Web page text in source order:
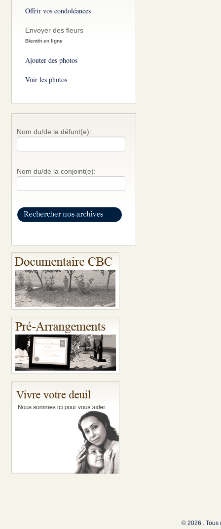
Offrir vos condoléances
Envoyer des fleurs
Bientôt en ligne
Ajouter des photos
Voir les photos
Nom du/de la défunt(e):
Nom du/de la conjoint(e):
© 2026 . Tous